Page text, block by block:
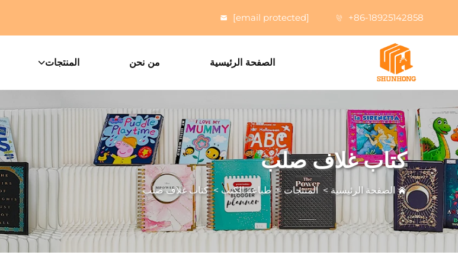
+86-18925142858
[email protected]
الصفحة الرئيسية من نحن المنتجات
كتاب غلاف صلب
الصفحة الرئيسية>المنتجات>طباعة الكتب >كتاب غلاف صلب